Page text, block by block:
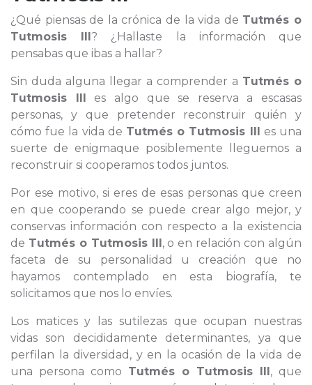
¿Qué piensas de la crónica de la vida de Tutmés o
Tutmosis III? ¿Hallaste la información que
pensabas que ibas a hallar?
Sin duda alguna llegar a comprender a Tutmés o
Tutmosis III es algo que se reserva a escasas
personas, y que pretender reconstruir quién y
cómo fue la vida de Tutmés o Tutmosis III es una
suerte de enigmaque posiblemente lleguemos a
reconstruir si cooperamos todos juntos.
Por ese motivo, si eres de esas personas que creen
en que cooperando se puede crear algo mejor, y
conservas información con respecto a la existencia
de Tutmés o Tutmosis III, o en relación con algún
faceta de su personalidad u creación que no
hayamos contemplado en esta biografía, te
solicitamos que nos lo envíes.
Los matices y las sutilezas que ocupan nuestras
vidas son decididamente determinantes, ya que
perfilan la diversidad, y en la ocasión de la vida de
una persona como Tutmés o Tutmosis III, que